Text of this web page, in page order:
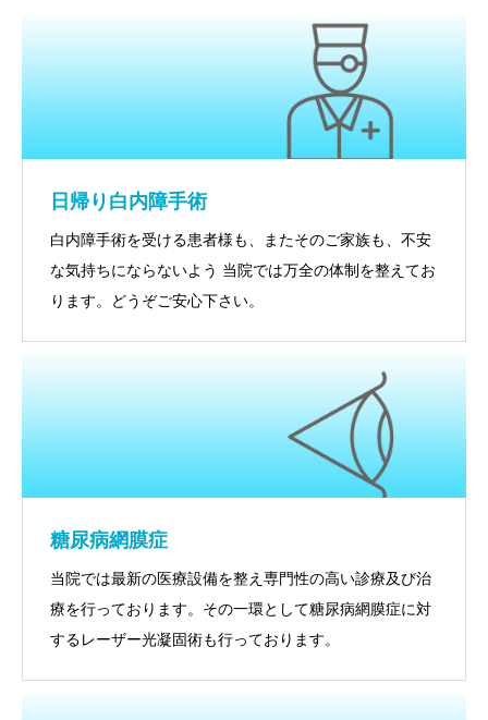
日帰り白内障手術
白内障手術を受ける患者様も、またそのご家族も、不安
な気持ちにならないよう 当院では万全の体制を整えてお
ります。どうぞご安心下さい。
糖尿病網膜症
当院では最新の医療設備を整え専門性の高い診療及び治
療を行っております。その一環として糖尿病網膜症に対
するレーザー光凝固術も行っております。